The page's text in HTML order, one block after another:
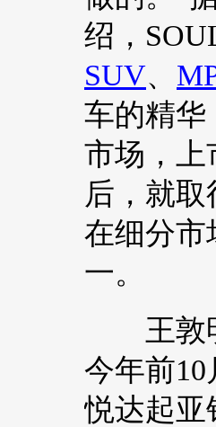
绍，
SUV、
车的精华
市场，上
后，就
在细分市
一。
王敦
今年前10
悦达起亚